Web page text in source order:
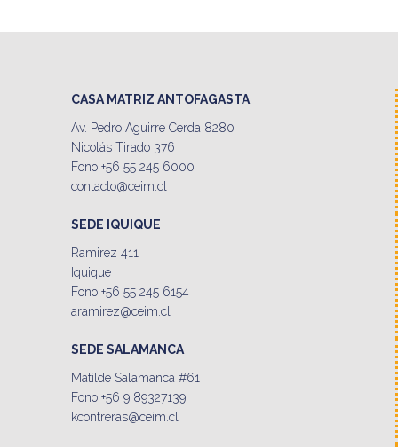
CASA MATRIZ ANTOFAGASTA
Av. Pedro Aguirre Cerda 8280
Nicolás Tirado 376
Fono +56 55 245 6000
contacto@ceim.cl
SEDE IQUIQUE
Ramirez 411
Iquique
Fono +56 55 245 6154
aramirez@ceim.cl
SEDE SALAMANCA
Matilde Salamanca #61
Fono +56 9 89327139
kcontreras@ceim.cl